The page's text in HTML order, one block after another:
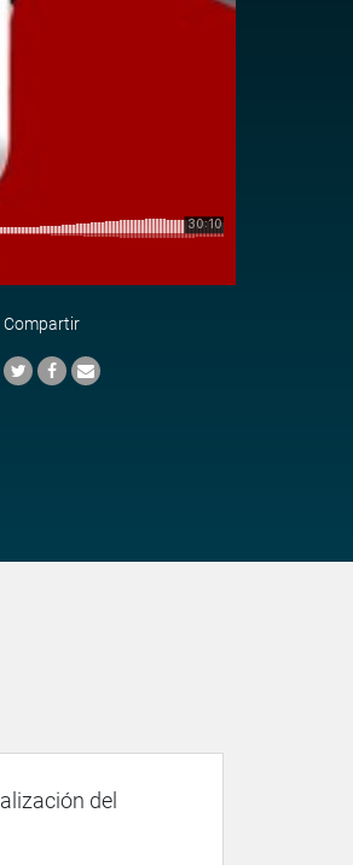
Compartir
del